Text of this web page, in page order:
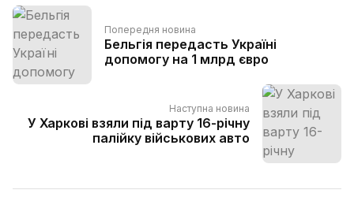
Попередня новина
Бельгія передасть Україні
допомогу на 1 млрд євро
Наступна новина
У Харкові взяли під варту 16-річну
палійку військових авто